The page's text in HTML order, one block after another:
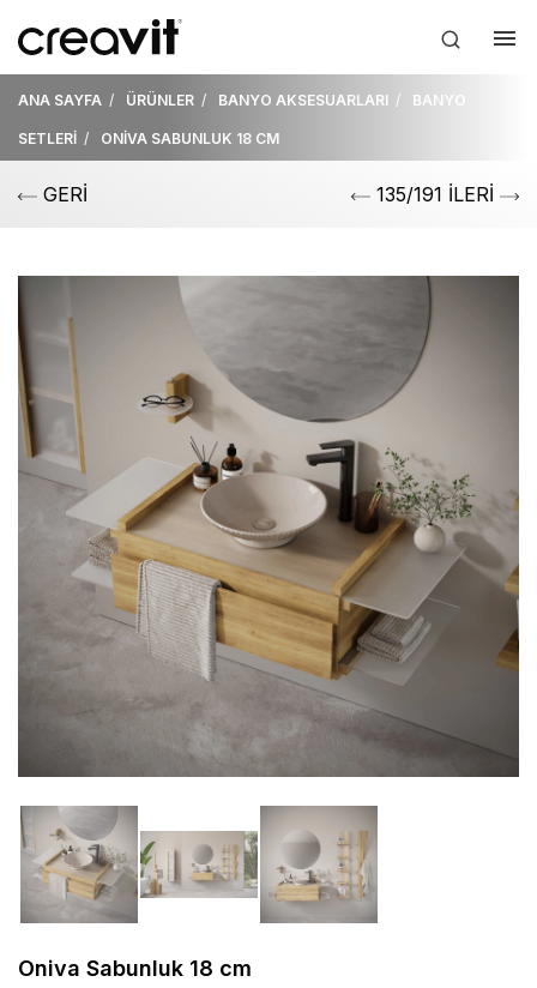
ANA SAYFA ÜRÜNLER BANYO AKSESUARLARI BANYO
SETLERİ ONİVA SABUNLUK 18 CM
GERİ 135/191 İLERİ
Oniva Sabunluk 18 cm